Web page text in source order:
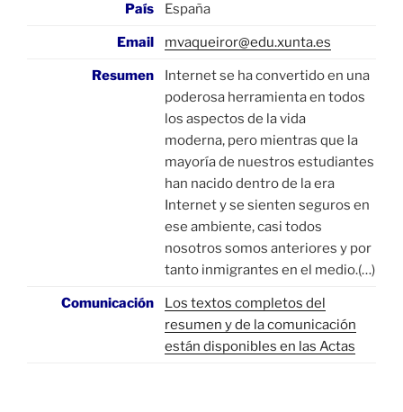
País España
Email mvaqueiror@edu.xunta.es
Resumen
Internet se ha convertido en una
poderosa herramienta en todos
los aspectos de la vida
moderna, pero mientras que la
mayoría de nuestros estudiantes
han nacido dentro de la era
Internet y se sienten seguros en
ese ambiente, casi todos
nosotros somos anteriores y por
tanto inmigrantes en el medio.(…)
Comunicación
Los textos completos del
resumen y de la comunicación
están disponibles en las Actas